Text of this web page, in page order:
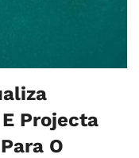
Projecta
O